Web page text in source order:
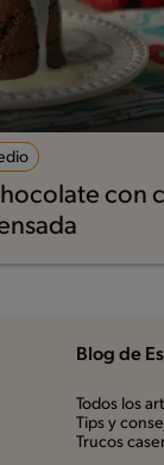
con
Blog de
Todos los
Tips y
Trucos